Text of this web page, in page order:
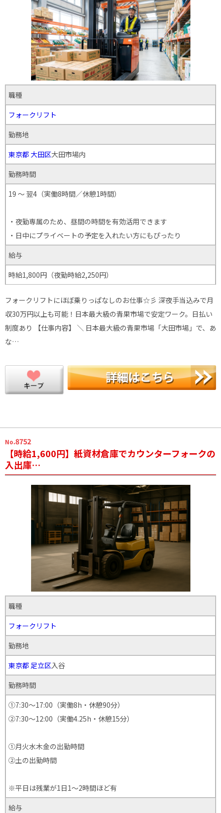
職種
フォークリフト
勤務地
東京都 大田区大田市場内
勤務時間
19 ～ 翌4（実働8時間／休憩1時間）
・夜勤専属のため、昼間の時間を有効活用できます
・日中にプライベートの予定を入れたい方にもぴったり
給与
時給1,800円（夜勤時給2,250円）
フォークリフトにほぼ乗りっぱなしのお仕事☆彡 深夜手当込みで月
収30万円以上も可能！日本最大級の青果市場で安定ワーク。日払い
制度あり 【仕事内容】 ＼ 日本最大級の青果市場「大田市場」で、あ
な…
No.8752
【時給1,600円】紙資材倉庫でカウンターフォークの
入出庫…
職種
フォークリフト
勤務地
東京都 足立区入谷
勤務時間
①7:30～17:00（実働8h・休憩90分）
②7:30～12:00（実働4.25h・休憩15分）
①月火水木金の出勤時間
②土の出勤時間
※平日は残業が1日1～2時間ほど有
給与